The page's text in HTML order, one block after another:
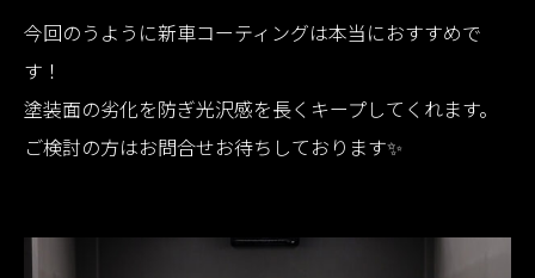
今回のうように新車コーティングは本当におすすめで
す！
塗装面の劣化を防ぎ光沢感を長くキープしてくれます。
ご検討の方はお問合せお待ちしております✨